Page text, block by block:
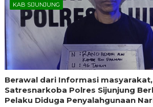
KAB SIJUNJUNG
Berawal dari Informasi
Satresnarkoba Polres Sijunjung
Pelaku Diduga Penyalahgunaan